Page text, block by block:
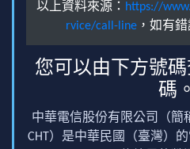
以上資料來源： https://
rvice/call-line ，如有
您可以由下方號
碼。
中華電信股份有限公司（簡
CHT）是中華民國（臺灣）